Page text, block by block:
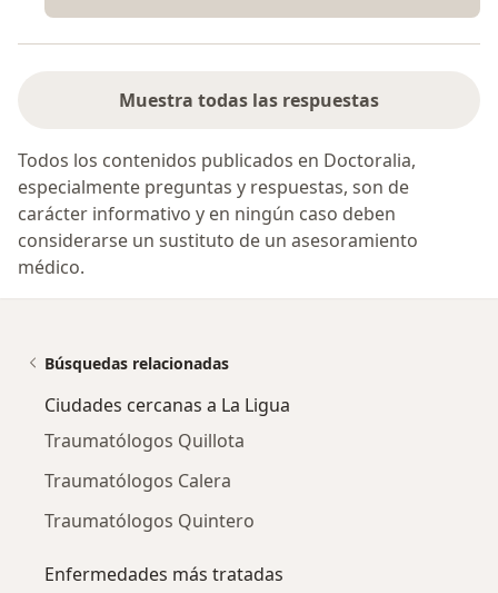
Muestra todas las respuestas
Todos los contenidos publicados en Doctoralia,
especialmente preguntas y respuestas, son de
carácter informativo y en ningún caso deben
considerarse un sustituto de un asesoramiento
médico.
Búsquedas relacionadas
Ciudades cercanas a La Ligua
Traumatólogos Quillota
Traumatólogos Calera
Traumatólogos Quintero
Enfermedades más tratadas